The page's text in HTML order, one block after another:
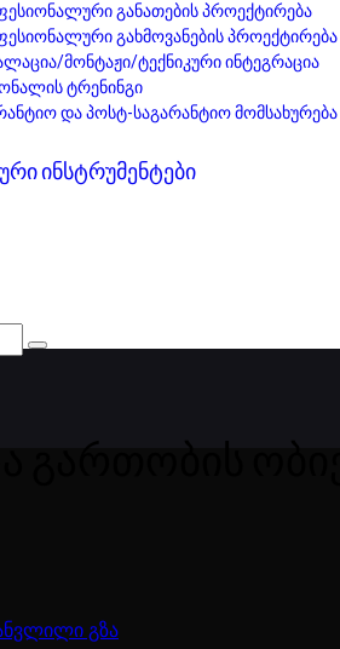
განათების პროექტირება
გახმოვანების პროექტირება
მონტაჟი/ტექნიკური ინტეგრაცია
ტრენინგი
და პოსტ-საგარანტიო მომსახურება
ᲘᲜᲡᲢᲠᲣᲛᲔᲜᲢᲔᲑᲘ
ᲒᲐᲠᲗᲝᲑᲘᲡ
გზა